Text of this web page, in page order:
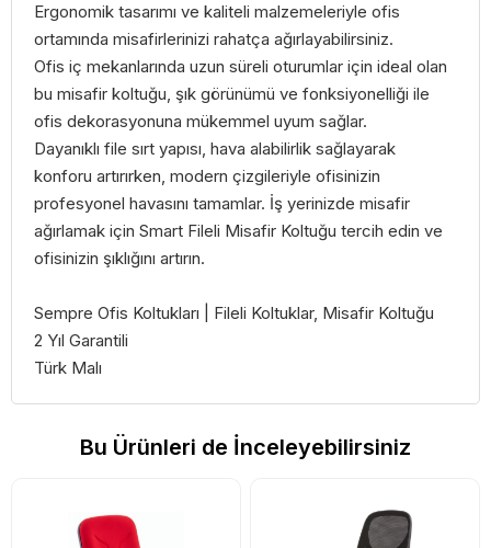
Ergonomik tasarımı ve kaliteli malzemeleriyle ofis
ortamında misafirlerinizi rahatça ağırlayabilirsiniz.
Ofis iç mekanlarında uzun süreli oturumlar için ideal olan
bu misafir koltuğu, şık görünümü ve fonksiyonelliği ile
ofis dekorasyonuna mükemmel uyum sağlar.
Dayanıklı file sırt yapısı, hava alabilirlik sağlayarak
konforu artırırken, modern çizgileriyle ofisinizin
profesyonel havasını tamamlar. İş yerinizde misafir
ağırlamak için Smart Fileli Misafir Koltuğu tercih edin ve
ofisinizin şıklığını artırın.
Sempre Ofis Koltukları | Fileli Koltuklar, Misafir Koltuğu
2 Yıl Garantili
Türk Malı
Bu Ürünleri de İnceleyebilirsiniz